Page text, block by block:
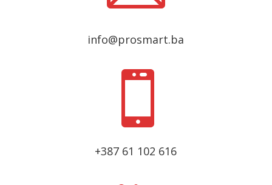
info@prosmart.ba

+387 61 102 616